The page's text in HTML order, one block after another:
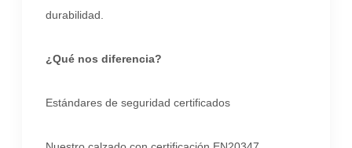
durabilidad.
¿Qué nos diferencia?
Estándares de seguridad certificados